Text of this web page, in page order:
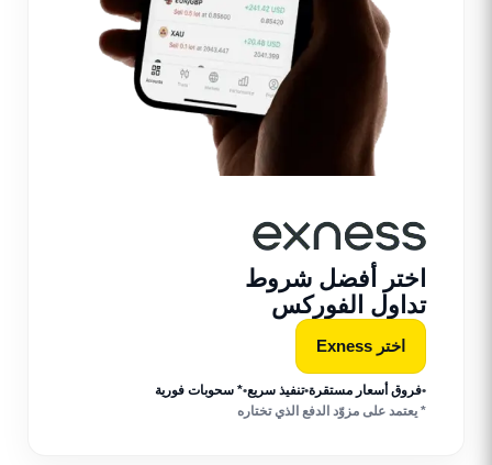
اختر أفضل شروط
تداول الفوركس
اختر Exness
•فروق أسعار مستقرة•تنفيذ سريع•* سحوبات فورية
* يعتمد على مزوّد الدفع الذي تختاره